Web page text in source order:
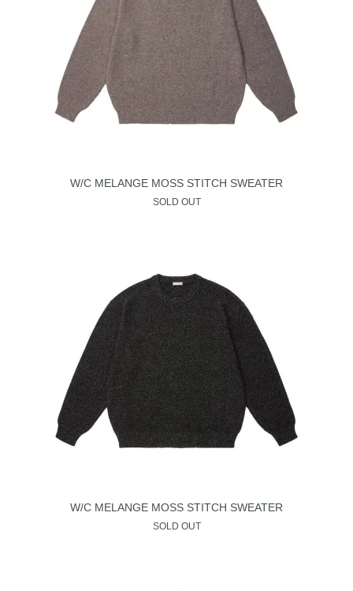
W/C MELANGE MOSS STITCH SWEATER
SOLD OUT
W/C MELANGE MOSS STITCH SWEATER
SOLD OUT